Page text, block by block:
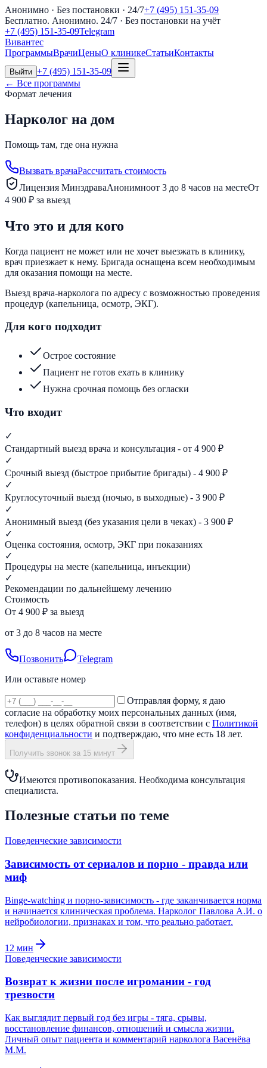
Анонимно · Без постановки · 24/7+7 (495) 151-35-09
Бесплатно. Анонимно. 24/7 · Без постановки на учёт
+7 (495) 151-35-09Telegram
Вивантес
ПрограммыВрачиЦеныО клиникеСтатьиКонтакты
Выйти +7 (495) 151-35-09
← Все программы
Формат лечения
Нарколог на дом
Помощь там, где она нужна
Вызвать врачаРассчитать стоимость
Лицензия МинздраваАнонимноот 3 до 8 часов на местеОт
4 900 ₽ за выезд
Что это и для кого
Когда пациент не может или не хочет выезжать в клинику,
врач приезжает к нему. Бригада оснащена всем необходимым
для оказания помощи на месте.
Выезд врача-нарколога по адресу с возможностью проведения
процедур (капельница, осмотр, ЭКГ).
Для кого подходит
Острое состояние
Пациент не готов ехать в клинику
Нужна срочная помощь без огласки
Что входит
✓
Стандартный выезд врача и консультация - от 4 900 ₽
✓
Срочный выезд (быстрое прибытие бригады) - 4 900 ₽
✓
Круглосуточный выезд (ночью, в выходные) - 3 900 ₽
✓
Анонимный выезд (без указания цели в чеках) - 3 900 ₽
✓
Оценка состояния, осмотр, ЭКГ при показаниях
✓
Процедуры на месте (капельница, инъекции)
✓
Рекомендации по дальнейшему лечению
Стоимость
От 4 900 ₽ за выезд
от 3 до 8 часов на месте
Позвонить
Telegram
Или оставьте номер
Отправляя форму, я даю
согласие на обработку моих персональных данных (имя,
телефон) в целях обратной связи в соответствии с Политикой
конфиденциальности и подтверждаю, что мне есть 18 лет.
Получить звонок за 15 минут
Имеются противопоказания. Необходима консультация
специалиста.
Полезные статьи по теме
Поведенческие зависимости
Зависимость от сериалов и порно - правда или
миф
Binge-watching и порно-зависимость - где заканчивается норма
и начинается клиническая проблема. Нарколог Павлова А.И. о
нейробиологии, признаках и том, что реально работает.
12 мин
Поведенческие зависимости
Возврат к жизни после игромании - год
трезвости
Как выглядит первый год без игры - тяга, срывы,
восстановление финансов, отношений и смысла жизни.
Личный опыт пациента и комментарий нарколога Васенёва
М.М.